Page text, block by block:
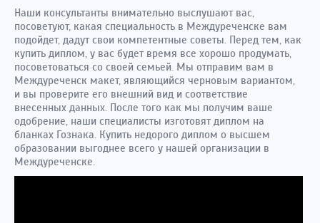
Наши консультанты внимательно выслушают вас,
посоветуют, какая специальность в Междуреченске вам
подойдет, дадут свои компетентные советы. Перед тем, как
купить диплом, у вас будет время все хорошо продумать,
посоветоваться со своей семьей. Мы отправим вам в
Междуреченск макет, являющийся черновым вариантом,
и вы проверите его внешний вид и соответствие
внесенных данных. После того как мы получим ваше
одобрение, наши специалисты изготовят диплом на
бланках Гознака. Купить недорого диплом о высшем
образовании выгоднее всего у нашей организации в
Междуреченске.